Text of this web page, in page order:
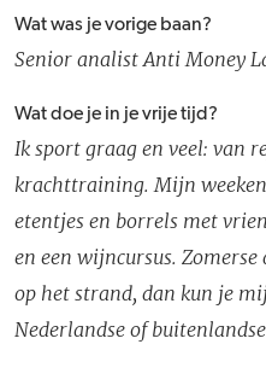
Wat was je vorige baan?
Senior analist Anti Money
Wat doe je in je vrije tijd?
Ik sport graag en veel: van
krachttraining. Mijn
etentjes en borrels met
en een wijncursus.
op het strand, dan kun je
Nederlandse of